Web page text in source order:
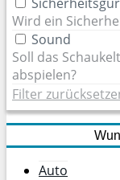
Wird ein
Sound
Soll das
abspielen?
Filter
Auto